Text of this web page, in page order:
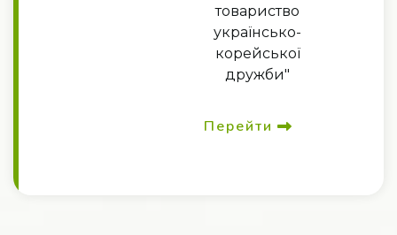
товариство
українсько-
корейської
дружби"
Перейти